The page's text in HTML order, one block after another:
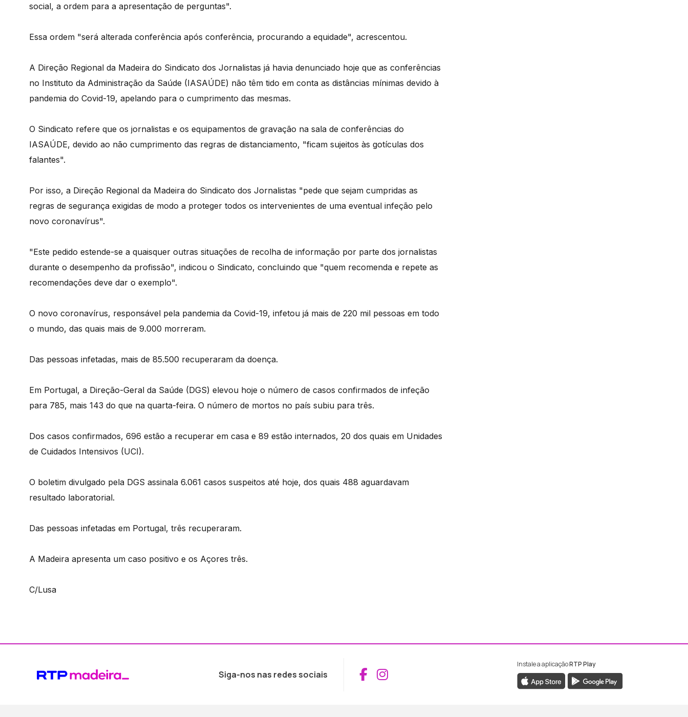
social, a ordem para a apresentação de perguntas".
Essa ordem "será alterada conferência após conferência, procurando a equidade", acrescentou.
A Direção Regional da Madeira do Sindicato dos Jornalistas já havia denunciado hoje que as conferências
no Instituto da Administração da Saúde (IASAÚDE) não têm tido em conta as distâncias mínimas devido à
pandemia do Covid-19, apelando para o cumprimento das mesmas.
O Sindicato refere que os jornalistas e os equipamentos de gravação na sala de conferências do
IASAÚDE, devido ao não cumprimento das regras de distanciamento, "ficam sujeitos às gotículas dos
falantes".
Por isso, a Direção Regional da Madeira do Sindicato dos Jornalistas "pede que sejam cumpridas as
regras de segurança exigidas de modo a proteger todos os intervenientes de uma eventual infeção pelo
novo coronavírus".
"Este pedido estende-se a quaisquer outras situações de recolha de informação por parte dos jornalistas
durante o desempenho da profissão", indicou o Sindicato, concluindo que "quem recomenda e repete as
recomendações deve dar o exemplo".
O novo coronavírus, responsável pela pandemia da Covid-19, infetou já mais de 220 mil pessoas em todo
o mundo, das quais mais de 9.000 morreram.
Das pessoas infetadas, mais de 85.500 recuperaram da doença.
Em Portugal, a Direção-Geral da Saúde (DGS) elevou hoje o número de casos confirmados de infeção
para 785, mais 143 do que na quarta-feira. O número de mortos no país subiu para três.
Dos casos confirmados, 696 estão a recuperar em casa e 89 estão internados, 20 dos quais em Unidades
de Cuidados Intensivos (UCI).
O boletim divulgado pela DGS assinala 6.061 casos suspeitos até hoje, dos quais 488 aguardavam
resultado laboratorial.
Das pessoas infetadas em Portugal, três recuperaram.
A Madeira apresenta um caso positivo e os Açores três.
C/Lusa
Siga-nos nas redes sociais Aceder ao Facebook da RTP Madeira
Aceder ao Instagram da RTP Madeira
Instale a aplicaçãoRTP Play